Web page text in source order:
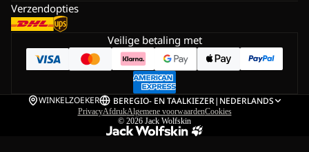
Verzendopties
Veilige betaling met
WINKELZOEKER BEREGIO- EN TAALKIEZER| NEDERLANDS
PrivacyAfdrukAlgemene voorwaardenCookies
© 2026 Jack Wolfskin